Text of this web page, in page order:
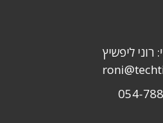
רוני ליפשיץ
054-